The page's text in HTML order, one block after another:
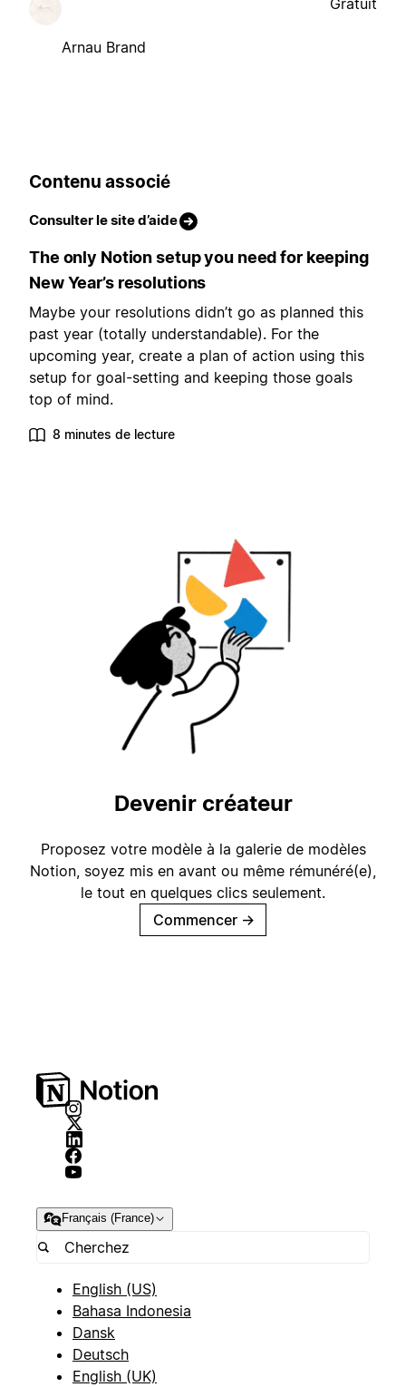
Arnau Brand
Contenu associé
Consulter le site d’aide
The only Notion setup you need for keeping
New Year’s resolutions
Maybe your resolutions didn’t go as planned this
past year (totally understandable). For the
upcoming year, create a plan of action using this
setup for goal-setting and keeping those goals
top of mind.
8 minutes de lecture
Devenir créateur
Proposez votre modèle à la galerie de modèles
Notion, soyez mis en avant ou même rémunéré(e),
le tout en quelques clics seulement.
Commencer →
Français (France)
English (US)
Bahasa Indonesia
Dansk
Deutsch
English (UK)